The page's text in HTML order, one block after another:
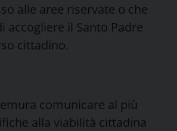
alle aree riservate o che
accogliere il Santo Padre
cittadino.
comunicare al più
alla viabilità cittadina